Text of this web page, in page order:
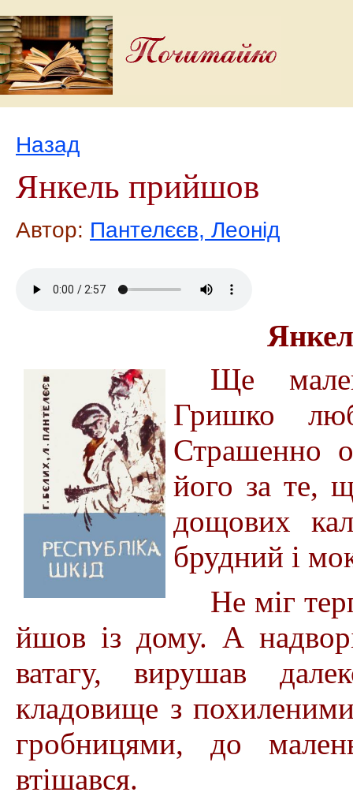
Назад
Янкель прийшов
Автор: Пантелєєв, Леонід
Ще
Гришко
Страшенно
його за те,
дощових
брудний і
Не міг
йшов із дому. А
ватагу, вирушав
кладовище з
гробницями, до
втішався.